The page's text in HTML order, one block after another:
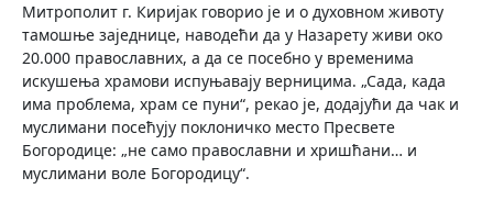
Митрополит г. Киријак говорио је и о духовном животу
тамошње заједнице, наводећи да у Назарету живи око
20.000 православних, а да се посебно у временима
искушења храмови испуњавају верницима. „Сада, када
има проблема, храм се пуни“, рекао је, додајући да чак и
муслимани посећују поклоничко место Пресвете
Богородице: „не само православни и хришћани… и
муслимани воле Богородицу“.